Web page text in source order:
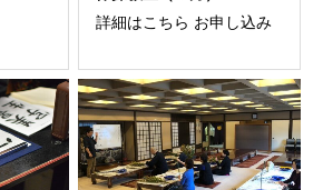
詳細はこちら お申し込み